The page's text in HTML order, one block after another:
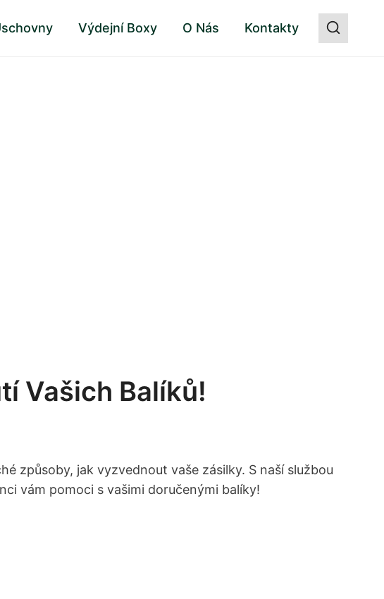
Výdejní Boxy O Nás Kontakty
Vašich Balíků!
způsoby, jak vyzvednout vaše zásilky. S naší službou
vám pomoci s vašimi doručenými balíky!